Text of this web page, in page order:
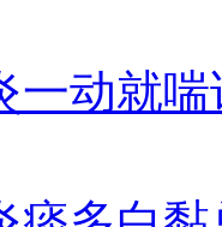
一动就